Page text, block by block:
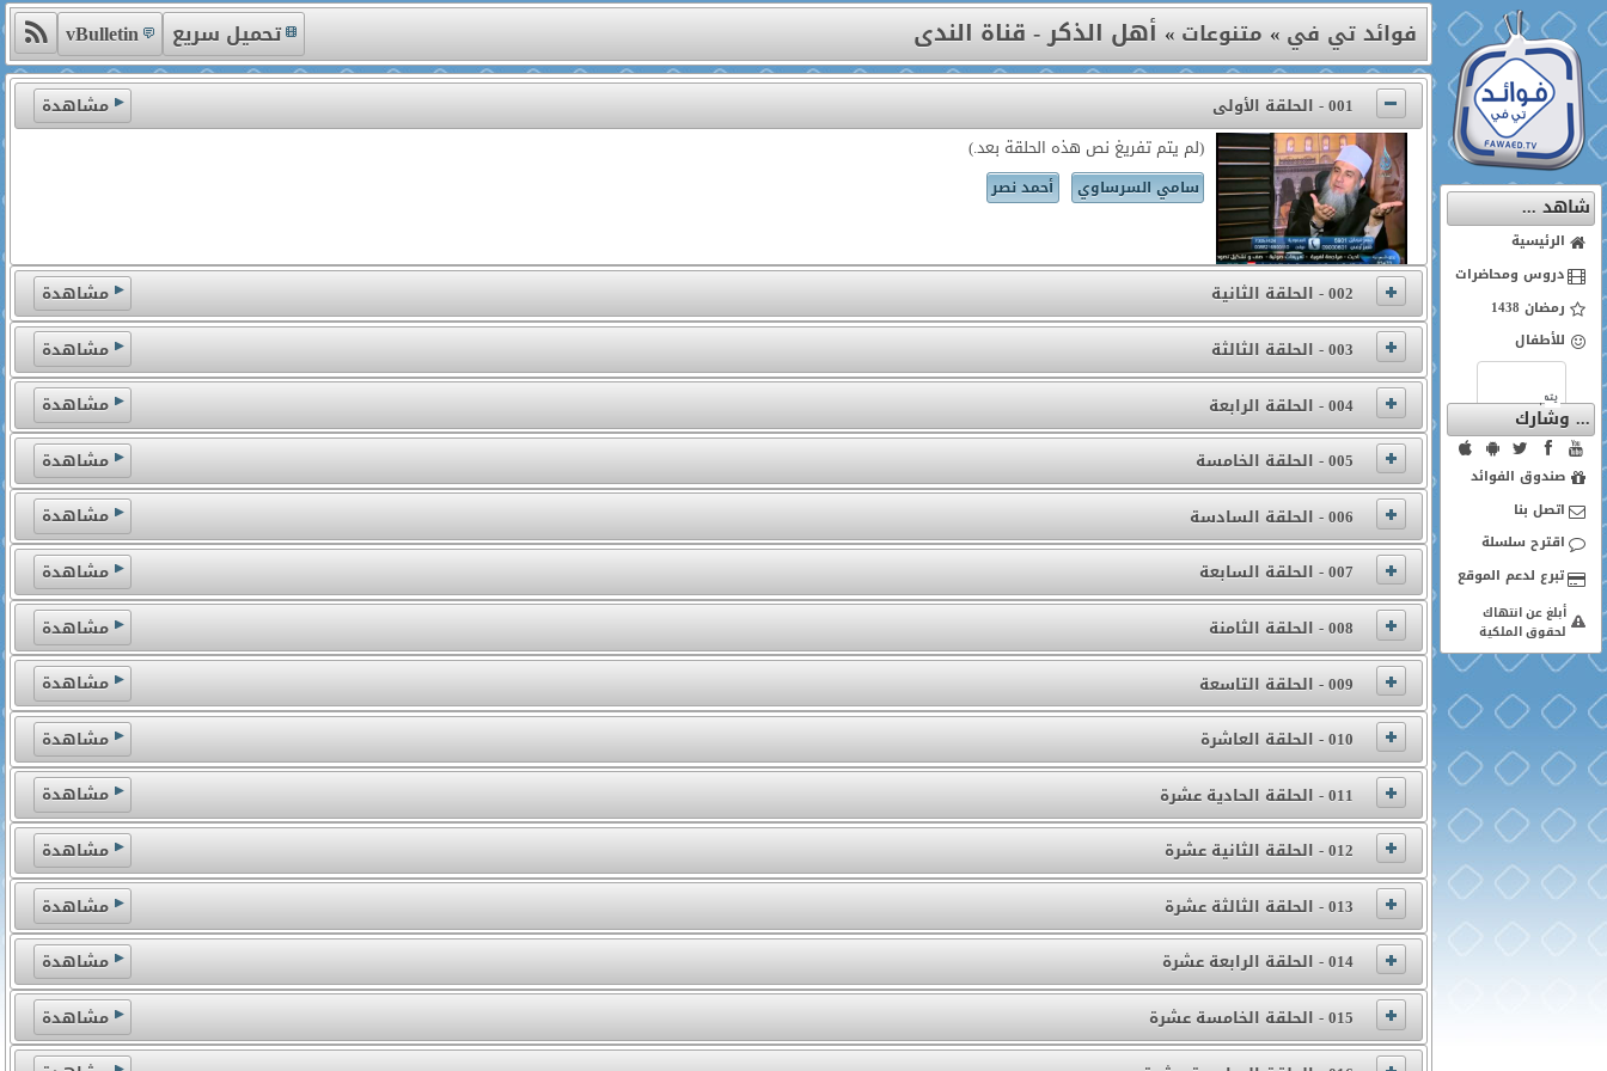
شاهد ...
الرئيسية
دروس ومحاضرات
رمضان 1438
للأطفال
... وشارك
صندوق الفوائد
اتصل بنا
اقترح سلسلة
أبلغ عن انتهاك
لحقوق الملكية
فوائد تي في » متنوعات »أهل الذكر - قناة الندى تحميل سريع vBulletin
001 - الحلقة الأولى
مشاهدة
(لم يتم تفريغ نص هذه الحلقة بعد.)
سامي السرساوي أحمد نصر
002 - الحلقة الثانية
مشاهدة
003 - الحلقة الثالثة
مشاهدة
004 - الحلقة الرابعة
مشاهدة
005 - الحلقة الخامسة
مشاهدة
006 - الحلقة السادسة
مشاهدة
007 - الحلقة السابعة
مشاهدة
008 - الحلقة الثامنة
مشاهدة
009 - الحلقة التاسعة
مشاهدة
010 - الحلقة العاشرة
مشاهدة
011 - الحلقة الحادية عشرة
مشاهدة
012 - الحلقة الثانية عشرة
مشاهدة
013 - الحلقة الثالثة عشرة
مشاهدة
014 - الحلقة الرابعة عشرة
مشاهدة
015 - الحلقة الخامسة عشرة
مشاهدة